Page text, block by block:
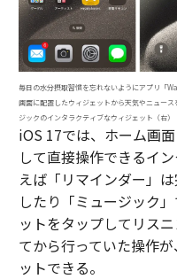
毎日の水分摂取習慣を忘れないようにアプリ「
画面に配置したウィジェットから天気やニュー
ジックのインタラクティブなウィジェット（右）
iOS 17では、ホーム画
して直接操作できるイ
えば「リマインダー」
したり「ミュージック
ットをタップしてリス
てから行っていた操作
ットできる。